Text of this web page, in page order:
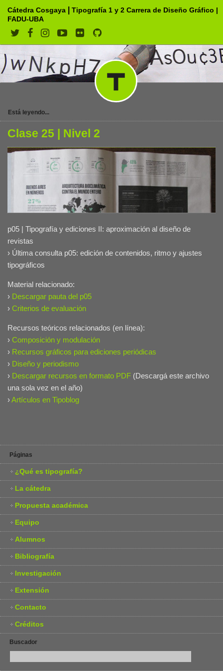
Cátedra Cosgaya Tipografía 1 y 2 Carrera de Diseño Gráfico |
FADU-UBA
Está leyendo...
Clase 25 | Nivel 2
p05 | Tipografía y ediciones II: aproximación al diseño de
revistas
› Última consulta p05: edición de contenidos, ritmo y ajustes
tipográficos
Material relacionado:
› Descargar pauta del p05
› Criterios de evaluación
Recursos teóricos relacionados (en línea):
› Composición y modulación
› Recursos gráficos para ediciones periódicas
› Diseño y periodismo
› Descargar recursos en formato PDF (Descargá este archivo
una sola vez en el año)
›Artículos en Tipoblog
Páginas
¿Qué es tipografía?
La cátedra
Propuesta académica
Equipo
Alumnos
Bibliografía
Investigación
Extensión
Contacto
Créditos
Buscador